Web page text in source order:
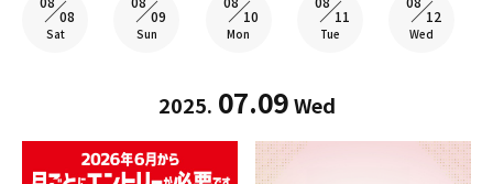
08
Sat
09
Sun
10
Mon
11
Tue
12
Wed
2025. 07.09 Wed